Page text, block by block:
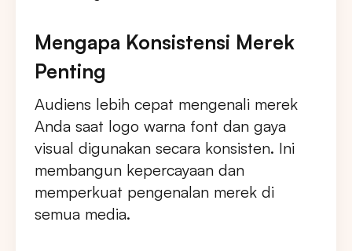
Mengapa Konsistensi Merek
Penting
Audiens lebih cepat mengenali merek
Anda saat logo warna font dan gaya
visual digunakan secara konsisten. Ini
membangun kepercayaan dan
memperkuat pengenalan merek di
semua media.